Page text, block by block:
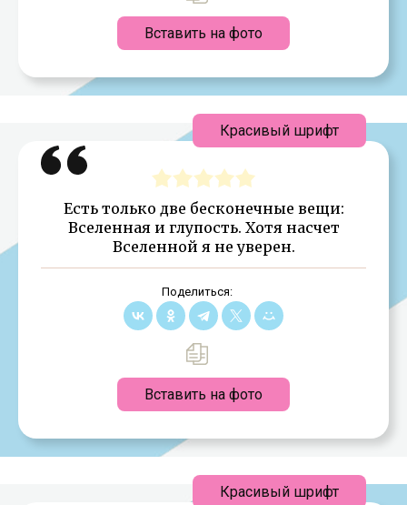
Вставить на фото
Есть только две бесконечные вещи:
Вселенная и глупость. Хотя насчет
Вселенной я не уверен.
Поделиться:
Вставить на фото
Красивый шрифт
Красивый шрифт